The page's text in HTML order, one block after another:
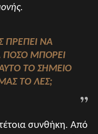
ΠΡΈΠΕΙ ΝΑ
ΠΌΣΟ ΜΠΟΡΕΊ
ΤΟ ΣΗΜΕΊΟ
ΤΟ ΛΕΣ;
συνθήκη. Από